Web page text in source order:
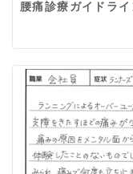
腰痛診療ガイドラ